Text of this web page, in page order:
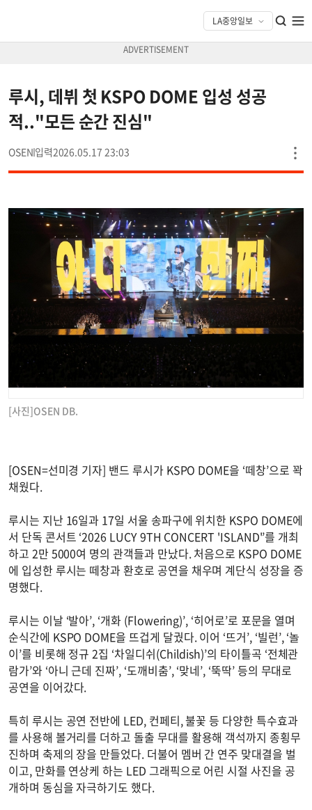
루시, 데뷔 첫 KSPO DOME 입성 성공
적.."모든 순간 진심"
OSEN 2026.05.17 23:03
[사진]OSEN DB.
[OSEN=선미경 기자] 밴드 루시가 KSPO DOME을 ‘떼창’으로 꽉
채웠다.
루시는 지난 16일과 17일 서울 송파구에 위치한 KSPO DOME에
서 단독 콘서트 ‘2026 LUCY 9TH CONCERT 'ISLAND'’를 개최
하고 2만 5000여 명의 관객들과 만났다. 처음으로 KSPO DOME
에 입성한 루시는 떼창과 환호로 공연을 채우며 계단식 성장을 증
명했다.
루시는 이날 ‘발아’, ‘개화 (Flowering)’, ‘히어로’로 포문을 열며
순식간에 KSPO DOME을 뜨겁게 달궜다. 이어 ‘뜨거’, ‘빌런’, ‘놀
이’를 비롯해 정규 2집 ‘차일디쉬(Childish)’의 타이틀곡 ‘전체관
람가’와 ‘아니 근데 진짜’, ‘도깨비춤’, ‘맞네’, ‘뚝딱’ 등의 무대로
공연을 이어갔다.
특히 루시는 공연 전반에 LED, 컨페티, 불꽃 등 다양한 특수효과
를 사용해 볼거리를 더하고 돌출 무대를 활용해 객석까지 종횡무
진하며 축제의 장을 만들었다. 더불어 멤버 간 연주 맞대결을 벌
이고, 만화를 연상케 하는 LED 그래픽으로 어린 시절 사진을 공
개하며 동심을 자극하기도 했다.